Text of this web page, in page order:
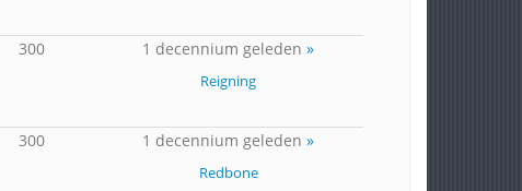
300 1 decennium geleden»
Reigning
300 1 decennium geleden»
Redbone